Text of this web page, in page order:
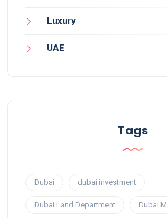
Luxury
UAE
Tags
Dubai dubai investment
Dubai Land Department Dubai